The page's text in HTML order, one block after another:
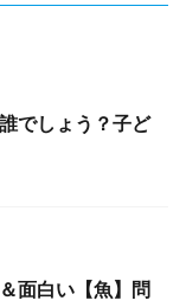
でしょう？子ど
面白い【魚】問